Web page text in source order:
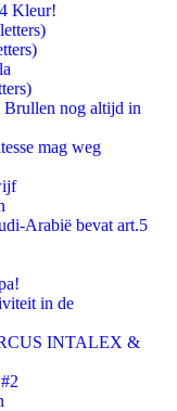
Kleur!
Brullen nog altijd in
mag weg
Arabië bevat art.5
in de
INTALEX &